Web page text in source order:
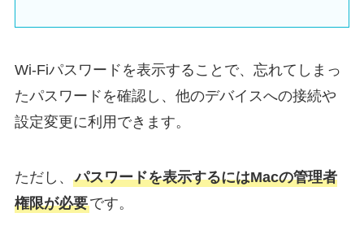
Wi-Fiパスワードを表示することで、忘れてしまっ
たパスワードを確認し、他のデバイスへの接続や
設定変更に利用できます。
ただし、 パスワードを表示するにはMacの管理者
権限が必要です。